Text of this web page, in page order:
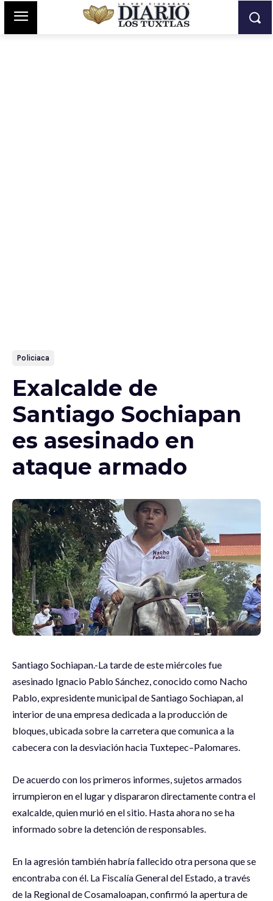
Policiaca
Exalcalde de
Santiago Sochiapan
es asesinado en
ataque armado
Santiago Sochiapan.-La tarde de este miércoles fue
asesinado Ignacio Pablo Sánchez, conocido como Nacho
Pablo, expresidente municipal de Santiago Sochiapan, al
interior de una empresa dedicada a la producción de
bloques, ubicada sobre la carretera que comunica a la
cabecera con la desviación hacia Tuxtepec–Palomares.
De acuerdo con los primeros informes, sujetos armados
irrumpieron en el lugar y dispararon directamente contra el
exalcalde, quien murió en el sitio. Hasta ahora no se ha
informado sobre la detención de responsables.
En la agresión también habría fallecido otra persona que se
encontraba con él. La Fiscalía General del Estado, a través
de la Regional de Cosamaloapan, confirmó la apertura de